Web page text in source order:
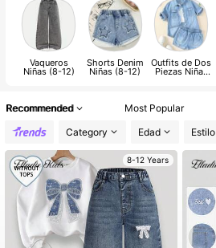
Pantalones De Niña
Vaqueros
Niñas (8-12)
Shorts Denim
Niñas (8-12)
Outfits de Dos
Piezas Niñas
Recommended Most Popular
Category
Edad Estilo
8-12 Years